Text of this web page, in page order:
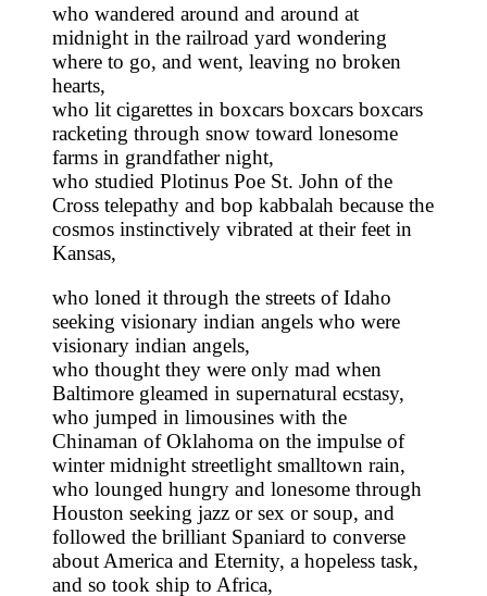
who wandered around and around at
midnight in the railroad yard wondering
where to go, and went, leaving no broken
hearts,
who lit cigarettes in boxcars boxcars boxcars
racketing through snow toward lonesome
farms in grandfather night,
who studied Plotinus Poe St. John of the
Cross telepathy and bop kabbalah because the
cosmos instinctively vibrated at their feet in
Kansas,
who loned it through the streets of Idaho
seeking visionary indian angels who were
visionary indian angels,
who thought they were only mad when
Baltimore gleamed in supernatural ecstasy,
who jumped in limousines with the
Chinaman of Oklahoma on the impulse of
winter midnight streetlight smalltown rain,
who lounged hungry and lonesome through
Houston seeking jazz or sex or soup, and
followed the brilliant Spaniard to converse
about America and Eternity, a hopeless task,
and so took ship to Africa,